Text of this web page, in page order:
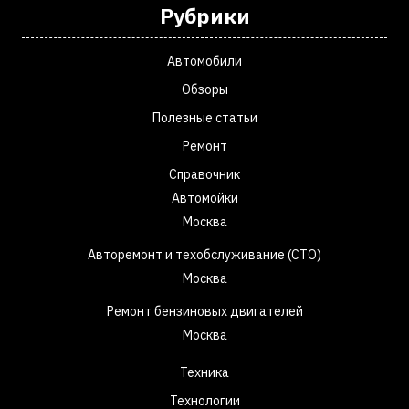
Рубрики
Автомобили
Обзоры
Полезные статьи
Ремонт
Справочник
Автомойки
Москва
Авторемонт и техобслуживание (СТО)
Москва
Ремонт бензиновых двигателей
Москва
Техника
Технологии